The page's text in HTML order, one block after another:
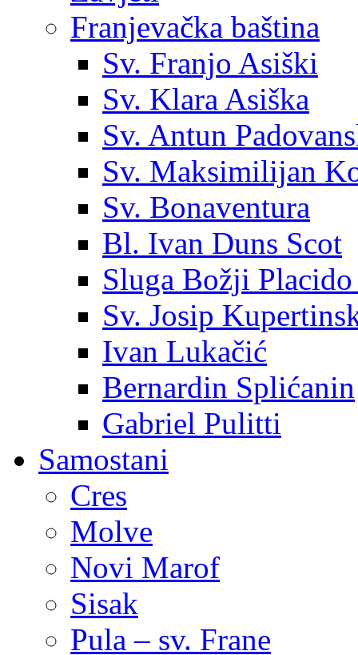
Franjevačka baština
Sv. Franjo Asiški
Sv. Klara Asiška
Sv. Antun
Sv. Maksimilijan
Sv. Bonaventura
Bl. Ivan Duns Scot
Sluga Božji Placido
Sv. Josip
Ivan Lukačić
Bernardin Splićanin
Gabriel Pulitti
Samostani
Cres
Molve
Novi Marof
Sisak
Pula – sv. Frane